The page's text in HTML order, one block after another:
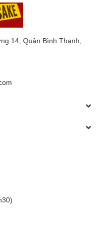
14, Quận Bình Thạnh,